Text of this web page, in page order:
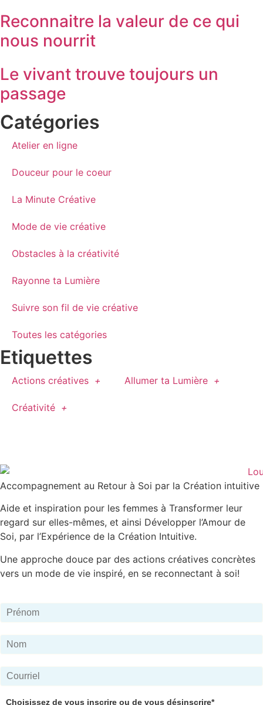
Reconnaitre la valeur de ce qui
nous nourrit
Le vivant trouve toujours un
passage
Catégories
Atelier en ligne
Douceur pour le coeur
La Minute Créative
Mode de vie créative
Obstacles à la créativité
Rayonne ta Lumière
Suivre son fil de vie créative
Toutes les catégories
Etiquettes
Actions créatives Allumer ta Lumière
Créativité
Accompagnement au Retour à Soi par la Création intuitive
Aide et inspiration pour les femmes à Transformer leur
regard sur elles-mêmes, et ainsi Développer l’Amour de
Soi, par l’Expérience de la Création Intuitive.
Une approche douce par des actions créatives concrètes
vers un mode de vie inspiré, en se reconnectant à soi!
Choisissez de vous inscrire ou de vous désinscrire*